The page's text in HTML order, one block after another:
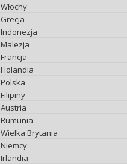
Włochy
Grecja
Indonezja
Malezja
Francja
Holandia
Polska
Filipiny
Austria
Rumunia
Wielka Brytania
Niemcy
Irlandia